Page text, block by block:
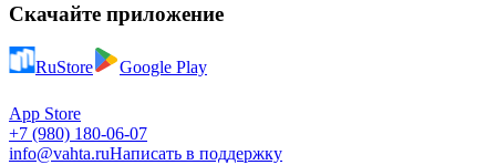
Скачайте приложение
RuStore Google Play
App Store
+7 (980) 180-06-07
info@vahta.ruНаписать в поддержку